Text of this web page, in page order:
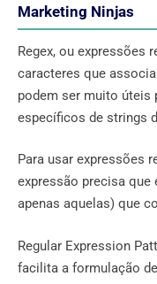
Marketing Ninjas
Regex, ou expressões
caracteres que
podem ser muito úteis
específicos de strings
Para usar expressões
expressão precisa
apenas aquelas) que
Regular Expression
facilita a formulação